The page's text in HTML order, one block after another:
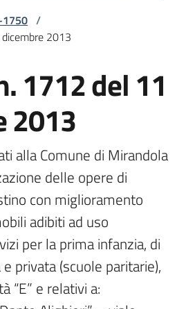
/
2013
1712 del 11
2013
alla Comune di Mirandola
delle opere di
con miglioramento
adibiti ad uso
per la prima infanzia, di
privata (scuole paritarie),
“E” e relativi a: